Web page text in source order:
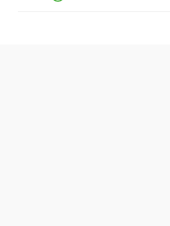
Produkttilgængelighed: På lager